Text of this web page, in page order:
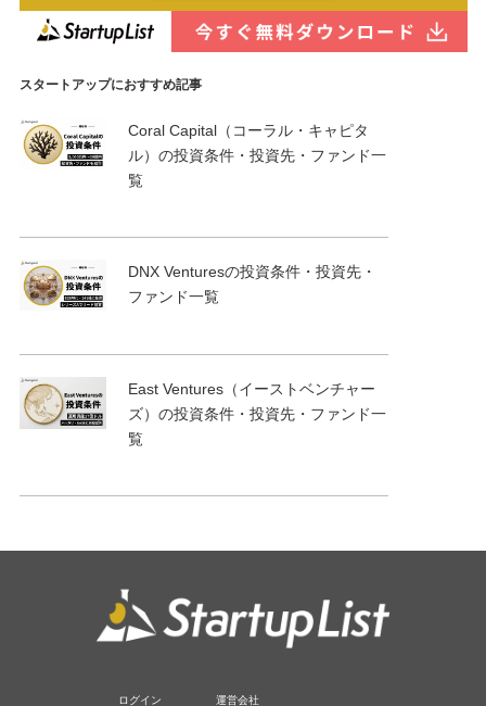
スタートアップにおすすめ記事
Coral Capital（コーラル・キャピタ
ル）の投資条件・投資先・ファンド一
覧
DNX Venturesの投資条件・投資先・
ファンド一覧
East Ventures（イーストベンチャー
ズ）の投資条件・投資先・ファンド一
覧
ログイン 運営会社